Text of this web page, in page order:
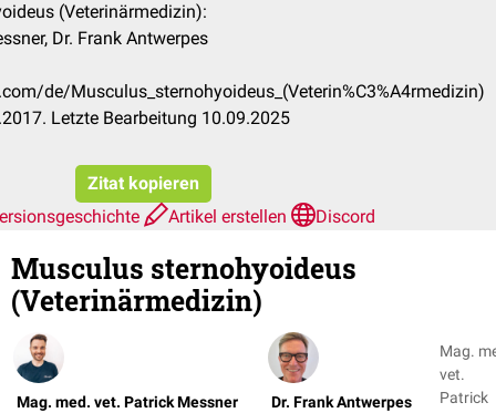
(Veterinärmedizin):
Dr. Frank Antwerpes
de/Musculus_sternohyoideus_(Veterin%C3%A4rmedizin)
Letzte Bearbeitung 10.09.2025
Zitat kopieren
Artikel erstellen Discord
Musculus sternohyoideus
(Veterinärmedizin)
Mag. med. vet. Patrick Messner Dr. Frank Antwerpes
Mag.
vet.
Patrick